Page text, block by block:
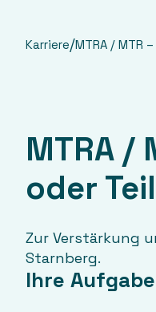
Karriere/MTRA / MTR
MTRA /
oder
Zur Verstärkung
Starnberg.
Ihre